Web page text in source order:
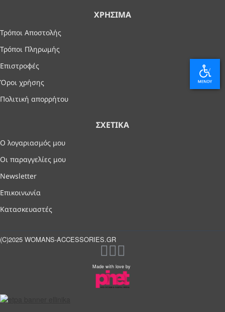
ΧΡΉΣΙΜΑ
Τρόποι Αποστολής
Τρόποι Πληρωμής
Επιστροφές
Όροι χρήσης
Πολιτική απορρήτου
ΣΧΕΤΙΚΆ
Ο λογαριασμός μου
Οι παραγγελίες μου
Newsletter
Επικοινωνία
Κατασκευαστές
(C)2025 WOMANS-ACCESSORIES.GR
Made with love by